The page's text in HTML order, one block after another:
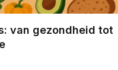
van gezondheid tot